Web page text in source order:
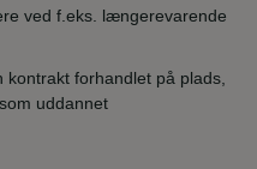
ved f.eks. længerevarende
forhandlet på plads,
uddannet